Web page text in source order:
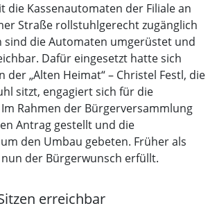
die Kassenautomaten der Filiale an
Straße rollstuhlgerecht zugänglich
sind die Automaten umgerüstet und
Dafür eingesetzt hatte sich
der „Alten Heimat“ – Christel Festl, die
sitzt, engagiert sich für die
Rahmen der Bürgerversammlung
Antrag gestellt und die
den Umbau gebeten. Früher als
der Bürgerwunsch erfüllt.
erreichbar